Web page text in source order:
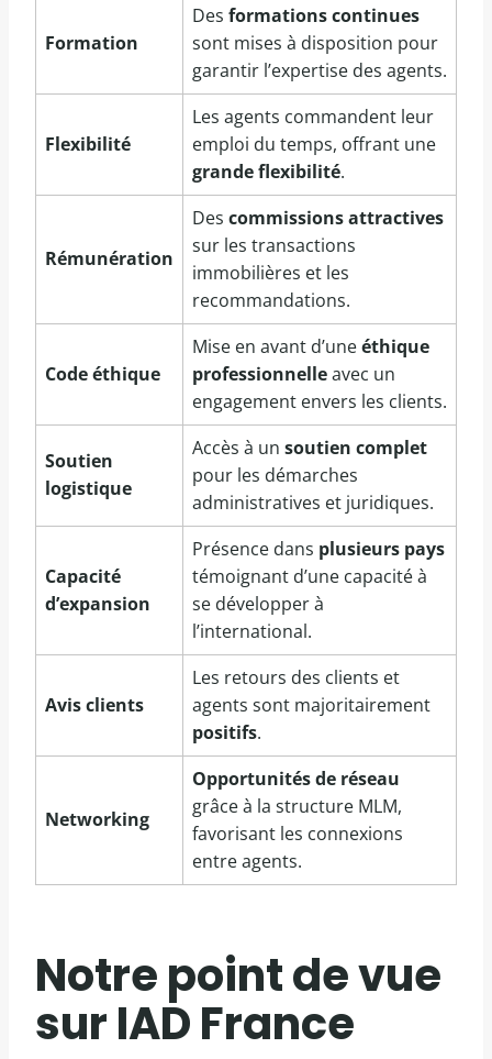
Formation
Des formations continues
sont mises à disposition pour
garantir l’expertise des agents.
Flexibilité
Les agents commandent leur
emploi du temps, offrant une
grande flexibilité.
Rémunération
Des commissions attractives
sur les transactions
immobilières et les
recommandations.
Code éthique
Mise en avant d’uneéthique
professionnelleavec un
engagement envers les clients.
Soutien
logistique
Accès à un soutien complet
pour les démarches
administratives et juridiques.
Capacité
d’expansion
Présence dans plusieurs pays
témoignant d’une capacité à
se développer à
l’international.
Avis clients
Les retours des clients et
agents sont majoritairement
positifs.
Networking
Opportunités de réseau
grâce à la structure MLM,
favorisant les connexions
entre agents.
Notre point de vue
sur IAD France